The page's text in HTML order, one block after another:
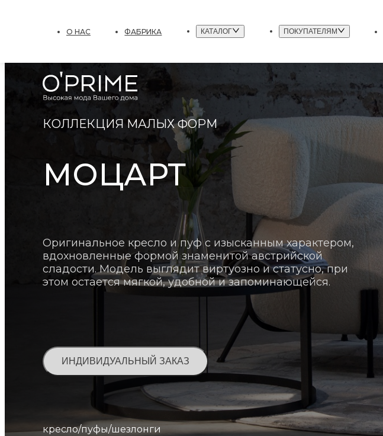
О НАС ФАБРИКА КАТАЛОГ ПОКУПАТЕЛЯМ
КОЛЛЕКЦИЯ МАЛЫХ ФОРМ
МОЦАРТ
Оригинальное кресло и пуф с изысканным характером,
вдохновленные формой знаменитой австрийской
сладости. Модель выглядит виртуозно и статусно, при
этом остается мягкой, удобной и запоминающейся.
ИНДИВИДУАЛЬНЫЙ ЗАКАЗ
кресло/пуфы/шезлонги